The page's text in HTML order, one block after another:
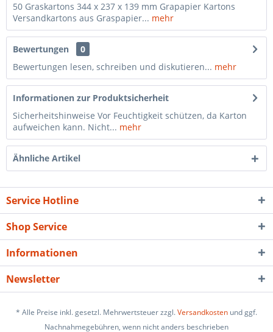
50 Graskartons 344 x 237 x 139 mm Grapapier Kartons
Versandkartons aus Graspapier... mehr
Bewertungen
0
Bewertungen lesen, schreiben und diskutieren... mehr
Informationen zur Produktsicherheit
Sicherheitshinweise Vor Feuchtigkeit schützen, da Karton
aufweichen kann. Nicht... mehr
Ähnliche Artikel
Service Hotline
Shop Service
Informationen
Newsletter
* Alle Preise inkl. gesetzl. Mehrwertsteuer zzgl.Versandkosten und ggf.
Nachnahmegebühren, wenn nicht anders beschrieben